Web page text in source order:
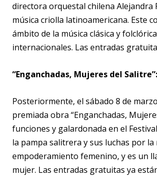
directora orquestal chilena
música criolla latinoamericana. Este
ámbito de la música clásica y
internacionales. Las entradas
“Enganchadas, Mujeres del
Posteriormente, el sábado 8 de
premiada obra “Enganchadas,
funciones y galardonada en el
la pampa salitrera y sus luchas por
empoderamiento femenino, y es un
mujer. Las entradas gratuitas ya